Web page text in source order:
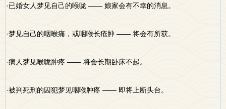
·已婚女人梦见自己的喉咙 —— 娘家会有不幸的消息。
·梦见自己的咽喉痛，或咽喉长疮肿 —— 将会有所获。
·病人梦见喉咙肿疼 —— 将会长期卧床不起。
·被判死刑的囚犯梦见咽喉肿疼 —— 即将上断头台。